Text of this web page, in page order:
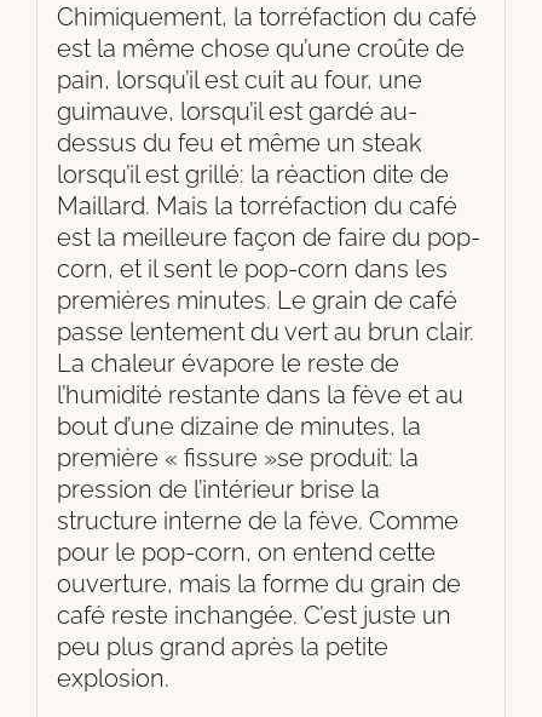
Chimiquement, la torréfaction du café
est la même chose qu’une croûte de
pain, lorsqu’il est cuit au four, une
guimauve, lorsqu’il est gardé au-
dessus du feu et même un steak
lorsqu’il est grillé: la réaction dite de
Maillard. Mais la torréfaction du café
est la meilleure façon de faire du pop-
corn, et il sent le pop-corn dans les
premières minutes. Le grain de café
passe lentement du vert au brun clair.
La chaleur évapore le reste de
l’humidité restante dans la fève et au
bout d’une dizaine de minutes, la
première « fissure »se produit: la
pression de l’intérieur brise la
structure interne de la fève. Comme
pour le pop-corn, on entend cette
ouverture, mais la forme du grain de
café reste inchangée. C’est juste un
peu plus grand après la petite
explosion.